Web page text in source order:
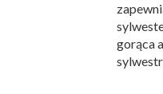
gorąca